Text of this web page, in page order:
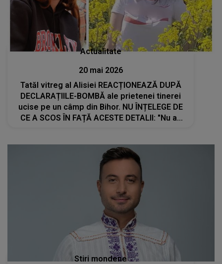
Actualitate
20 mai 2026
Tatăl vitreg al Alisiei REACȚIONEAZĂ DUPĂ
DECLARAȚIILE-BOMBĂ ale prietenei tinerei
ucise pe un câmp din Bihor. NU ÎNȚELEGE DE
CE A SCOS ÎN FAȚĂ ACESTE DETALII: "Nu aș
Stiri mondene